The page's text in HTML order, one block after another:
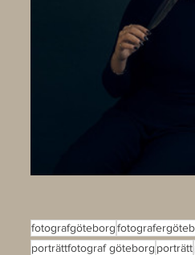
fotografgöteborg
porträttfotograf göteborg porträtt